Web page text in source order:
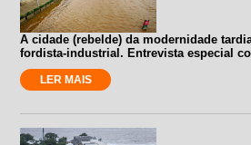
A cidade (rebelde) da modernidade
fordista-industrial. Entrevista especial
LER MAIS